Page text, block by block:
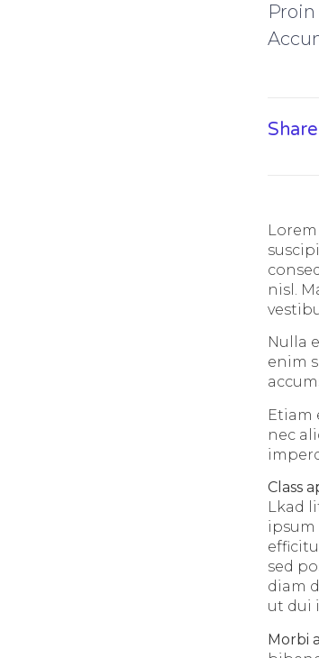
nisl.
Nulla
enim
Etiam
nec
Class
Lkad
ipsum
sed
diam
ut dui
Morbi